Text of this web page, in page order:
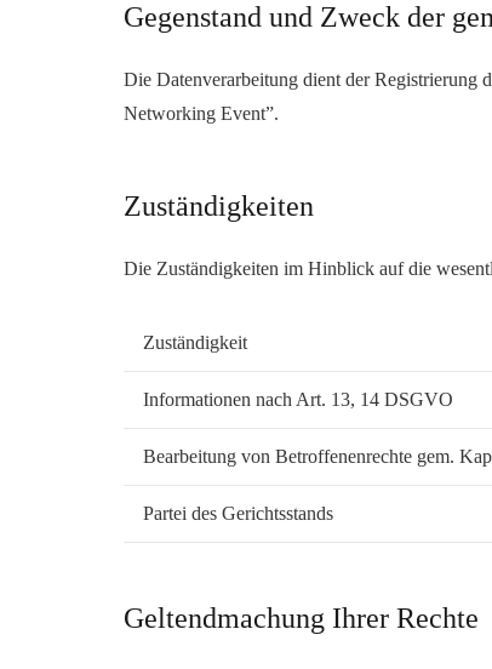
Gegenstand und Zweck der
Die Datenverarbeitung dient der Registrierung
Networking Event”.
Zuständigkeiten
Die Zuständigkeiten im Hinblick auf die
Zuständigkeit
Informationen nach Art. 13, 14 DSGVO
Bearbeitung von Betroffenenrechte gem.
Partei des Gerichtsstands
Geltendmachung Ihrer Rechte